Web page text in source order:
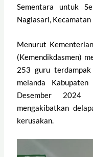
Sementara untuk
Naglasari,
Menurut
(Kemendikdasmen)
253 guru
melanda
Desember 2024
mengakibatkan
kerusakan.